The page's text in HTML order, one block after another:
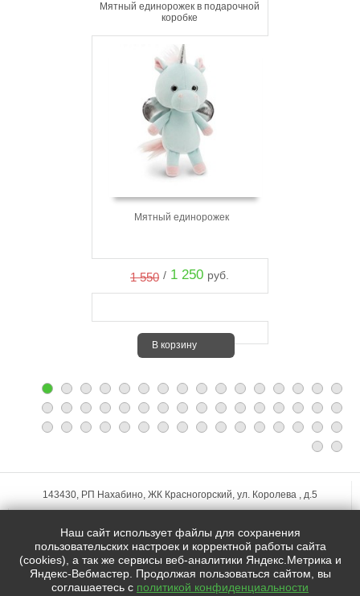
Мятный единорожек в подарочной
коробке
Мятный единорожек
1 550 / 1 250 руб.
В корзину
143430, РП Нахабино, ЖК Красногорский, ул. Королева , д.5
255-74-75
zakaz@mfstudio.ru
Мы в социальных сетях:
Наш сайт использует файлы для сохранения
пользовательских настроек и корректной работы сайта
(cookies), а так же сервисы веб-аналитики Яндекс.Метрика и
Яндекс-Вебмастер. Продолжая пользоваться сайтом, вы
соглашаетесь с политикой конфиденциальности